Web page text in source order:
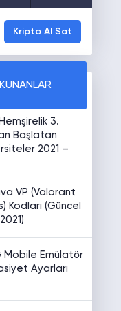
Kripto Al Sat
3.
Başlatan
2021 –
VP (Valorant
Kodları (Güncel
Mobile Emülatör
Ayarları